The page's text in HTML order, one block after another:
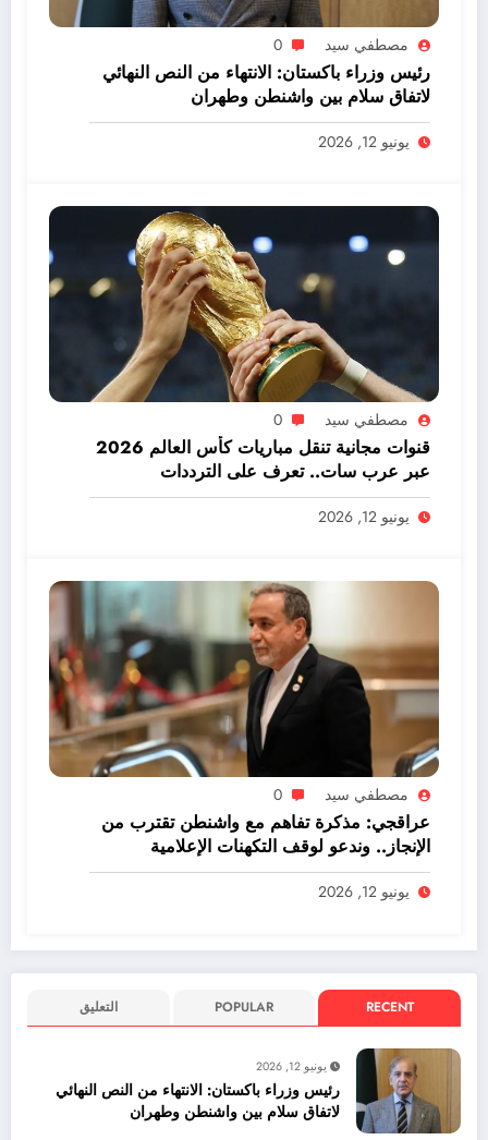
مصطفي سيد 0
رئيس وزراء باكستان: الانتهاء من النص النهائي
لاتفاق سلام بين واشنطن وطهران
يونيو 12, 2026
مصطفي سيد 0
قنوات مجانية تنقل مباريات كأس العالم 2026
عبر عرب سات.. تعرف على الترددات
يونيو 12, 2026
مصطفي سيد 0
عراقجي: مذكرة تفاهم مع واشنطن تقترب من
الإنجاز.. وندعو لوقف التكهنات الإعلامية
يونيو 12, 2026
RECENT
POPULAR التعليق
يونيو 12, 2026
رئيس وزراء باكستان: الانتهاء من النص النهائي
لاتفاق سلام بين واشنطن وطهران